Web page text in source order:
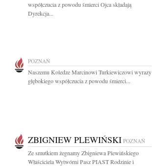
współczucia z powodu śmierci Ojca składają
Dyrekcja...
POZNAŃ
Naszemu Koledze Marcinowi Turkiewiczowi wyrazy
głębokiego współczucia z powodu śmierci...
ZBIGNIEW PLEWIŃSKI POZNAŃ
Ze smutkiem żegnamy Zbigniewa Plewińskiego
Właściciela Wytwórni Pasz PIAST Rodzinie i